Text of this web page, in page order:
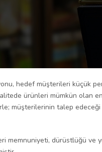
hedef müşterileri küçük
ürünleri mümkün olan
müşterilerinin talep
memnuniyeti, dürüstlüğü